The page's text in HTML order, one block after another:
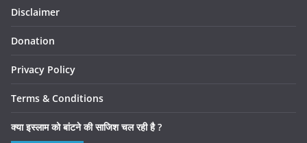
Disclaimer
Donation
Privacy Policy
Terms & Conditions
क्या इस्लाम को बांटने की साजिश चल रही है ?